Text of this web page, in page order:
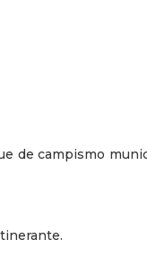
de campismo